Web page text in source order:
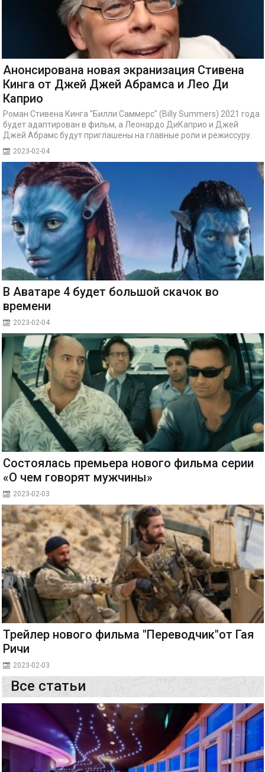
Анонсирована новая экранизация Стивена
Кинга от Джей Джей Абрамса и Лео Ди
Каприо
Роман Стивена Кинга "Билли Саммерс" (Billy Summers) 2021 года
будет адаптирован в фильм, а Леонардо ДиКаприо и Джей
Джей Абрамс будут приглашены на главные роли и режиссуру.
2023-02-04
В Аватаре 4 будет большой скачок во
времени
2023-02-04
Состоялась премьера нового фильма серии
«О чем говорят мужчины»
2023-02-03
Трейлер нового фильма "Переводчик"от Гая
Ричи
2023-02-03
Все статьи